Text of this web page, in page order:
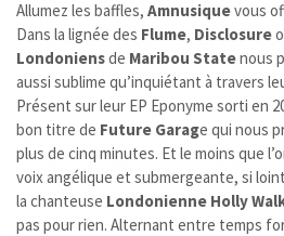
Allumez les baffles, Amnusiquevous
Dans la lignée des Flume, Disclosure
Londoniensde Maribou Statenous
aussi sublime qu’inquiétant à travers
Présent sur leur EP Eponyme sorti en
bon titre de Future Garage qui nous
plus de cinq minutes. Et le moins que
voix angélique et submergeante, si
la chanteuse Londonienne Holly
pas pour rien. Alternant entre temps